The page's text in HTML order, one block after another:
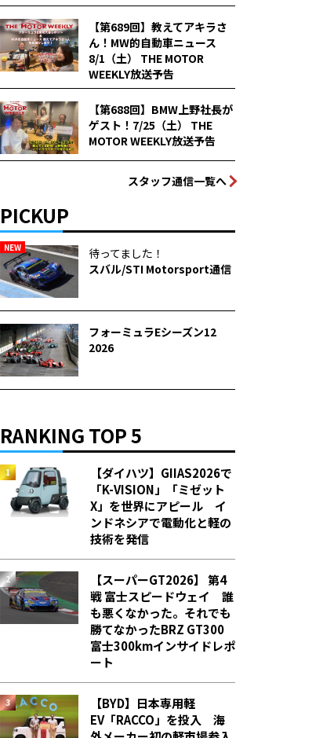
【第689回】教えてアキラさ
ん！MW的自動車ニュース
8/1（土） THE MOTOR
WEEKLY放送予告
【第688回】BMW上野社長が
ゲスト！7/25（土） THE
MOTOR WEEKLY放送予告
スタッフ通信一覧へ
PICKUP
NEW
待ってました！
スバル/STI Motorsport通信
フォーミュラEシーズン12
2026
RANKING TOP 5
【ダイハツ】GIIAS2026で
「K-VISION」「ミゼット
X」を世界にアピール イ
ンドネシアで電動化と軽の
技術を発信
【スーパーGT2026】 第4
戦 富士スピードウェイ 誰
も悪くなかった。それでも
勝てなかった――BRZ GT300
富士300kmインサイドレポ
ート
【BYD】日本専用軽
EV「RACCO」を投入 海